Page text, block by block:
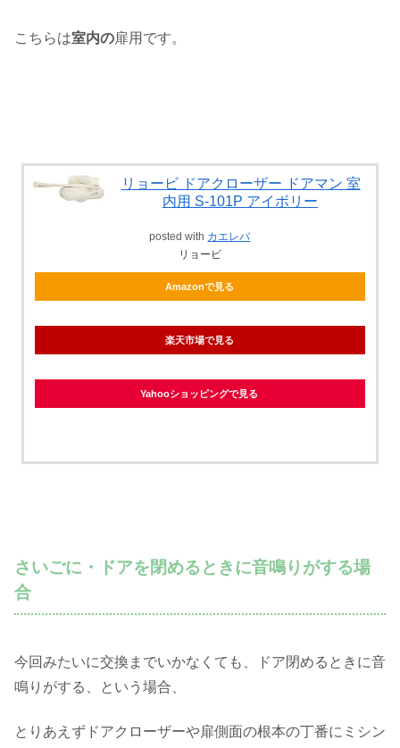
こちらは室内の扉用です。
リョービ ドアクローザー ドアマン 室
内用 S-101P アイボリー
posted with カエレバ
リョービ
Amazonで見る
楽天市場で見る
Yahooショッピングで見る
さいごに・ドアを閉めるときに音鳴りがする場
合
今回みたいに交換までいかなくても、ドア閉めるときに音
鳴りがする、という場合、
とりあえずドアクローザーや扉側面の根本の丁番にミシン